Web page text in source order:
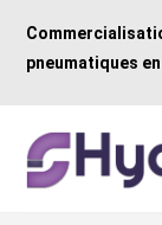
pneumatiques